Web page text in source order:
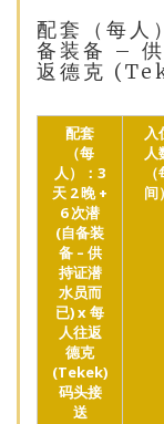
配套（每
备装备 –
返德克
配套
（每
人）：3
天 2 晚 +
6 次潜
(自备装
备 – 供
持证潜
水员而
已) x 每
人往返
德克
(Tekek)
码头接
送
入
人
间）